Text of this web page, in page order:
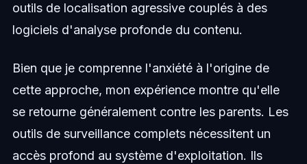
outils de localisation agressive couplés à des
logiciels d'analyse profonde du contenu.
Bien que je comprenne l'anxiété à l'origine de
cette approche, mon expérience montre qu'elle
se retourne généralement contre les parents. Les
outils de surveillance complets nécessitent un
accès profond au système d'exploitation. Ils